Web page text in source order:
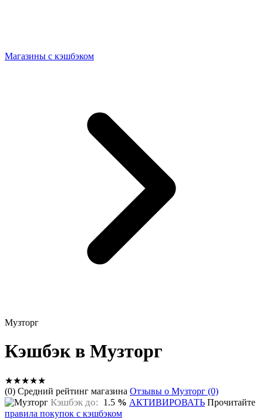
Магазины с кэшбэком
Музторг
Кэшбэк в Музторг
★★★★★
(0) Средний рейтинг магазина Отзывы о Музторг (0)
Кэшбэк до: 1.5 % АКТИВИРОВАТЬ Прочитайте
правила покупок с кэшбэком